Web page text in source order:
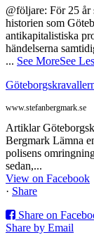
@följare: För 25 år
historien som
antikapitalistiska
händelserna
... See MoreSee
www.stefanbergmark.se
Artiklar
Bergmark Lämna
polisens
sedan,...
View on Facebook
· Share
Share on
Share by Email